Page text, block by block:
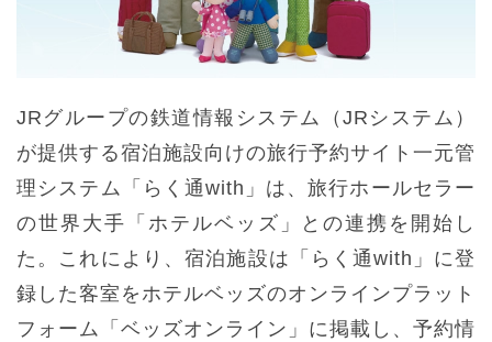
JRグループの鉄道情報システム（JRシステム）
が提供する宿泊施設向けの旅行予約サイト一元管
理システム「らく通with」は、旅行ホールセラー
の世界大手「ホテルベッズ」との連携を開始し
た。これにより、宿泊施設は「らく通with」に登
録した客室をホテルベッズのオンラインプラット
フォーム「ベッズオンライン」に掲載し、予約情